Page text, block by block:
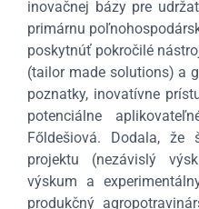
inovačnej bázy pre
primárnu
poskytnúť pokročilé
(tailor made solutions) a
poznatky, inovatívne
potenciálne
Főldešiová. Dodala, že
projektu (nezávislý
výskum a
produkčný